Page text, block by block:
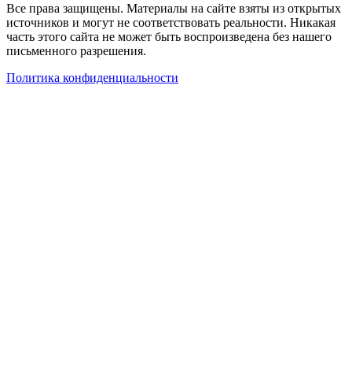
Все права защищены. Материалы на сайте взяты из открытых
источников и могут не соответствовать реальности. Никакая
часть этого сайта не может быть воспроизведена без нашего
письменного разрешения.
Политика конфиденциальности